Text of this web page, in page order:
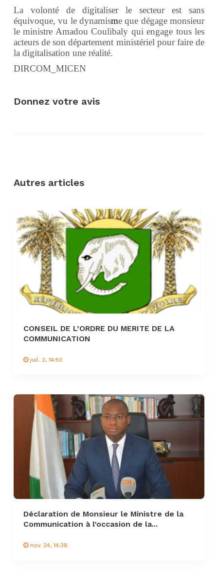
La volonté de digitaliser le secteur est sans
équivoque, vu le dynamisme que dégage monsieur
le ministre Amadou Coulibaly qui engage tous les
acteurs de son département ministériel pour faire de
la digitalisation une réalité.
DIRCOM_MICEN
Donnez votre avis
Autres articles
CONSEIL DE L’ORDRE DU MERITE DE LA
COMMUNICATION
juil. 2, 14:50
Déclaration de Monsieur le Ministre de la
Communication à l’occasion de la...
nov. 24, 14:38